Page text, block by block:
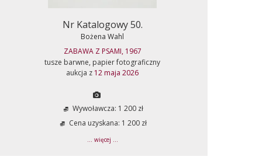
Nr Katalogowy 50.
Bożena Wahl
ZABAWA Z PSAMI, 1967
tusze barwne, papier fotograficzny
aukcja z 12 maja 2026
Wywoławcza: 1 200 zł
Cena uzyskana: 1 200 zł
... więcej ...